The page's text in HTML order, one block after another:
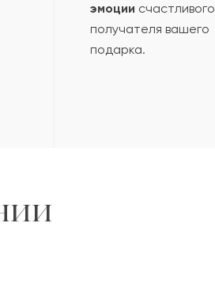
эмоции счастливого
получателя вашего
подарка.